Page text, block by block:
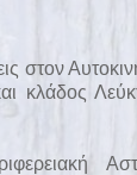
στον
κλάδος